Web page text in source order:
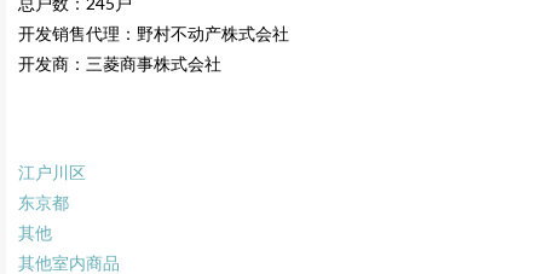
开发销售代理：野村不动产株式会社
开发商：三菱商事株式会社
江户川区
东京都
其他
其他室内商品